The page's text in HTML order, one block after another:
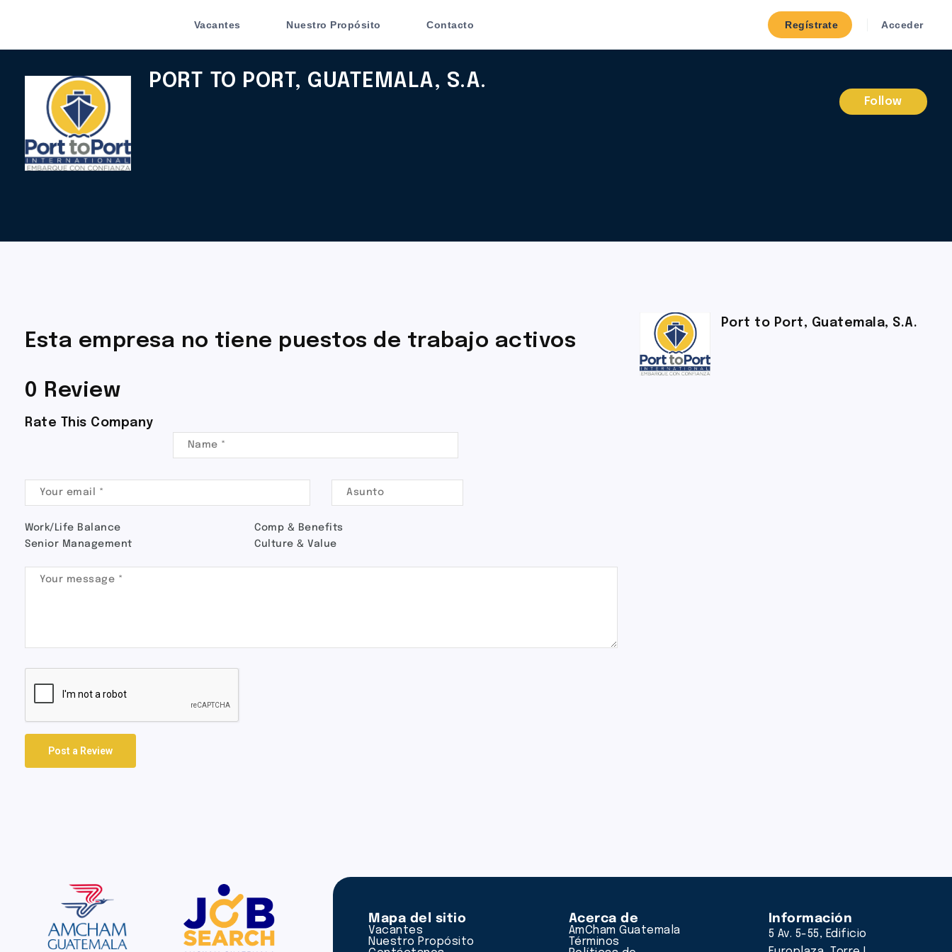
Vacantes Nuestro Propósito Contacto Regístrate Acceder
PORT TO PORT, GUATEMALA, S.A.
Follow
Esta empresa no tiene puestos de trabajo activos
0 Review
Rate This Company
Work/Life Balance
Comp & Benefits
Senior Management
Culture & Value
Post a Review
Port to Port, Guatemala, S.A.
Mapa del sitio
Vacantes
Nuestro Propósito
Acerca de
AmCham Guatemala
Términos
Información
5 Av. 5-55, Edificio